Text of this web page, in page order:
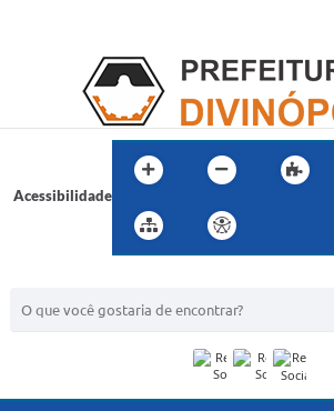
Acessibilidade